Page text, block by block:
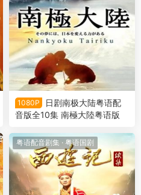
1080P
日剧南极大陆粤语配
音版全10集 南極大陸粤语版
粤语配音剧集 · 粤语国剧